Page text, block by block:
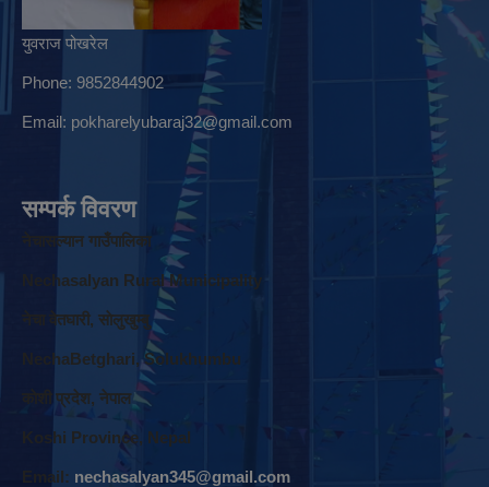
युवराज पोखरेल
Phone: 9852844902
Email: pokharelyubaraj32@gmail.com
सम्पर्क विवरण
नेचासल्यान गाउँपालिका
Nechasalyan Rural Municipality
नेचा वेतघारी, साेलुखुम्बु
NechaBetghari, Solukhumbu
काेशी प्रदेश, नेपाल
Koshi Province, Nepal
Email: nechasalyan345@gmail.com